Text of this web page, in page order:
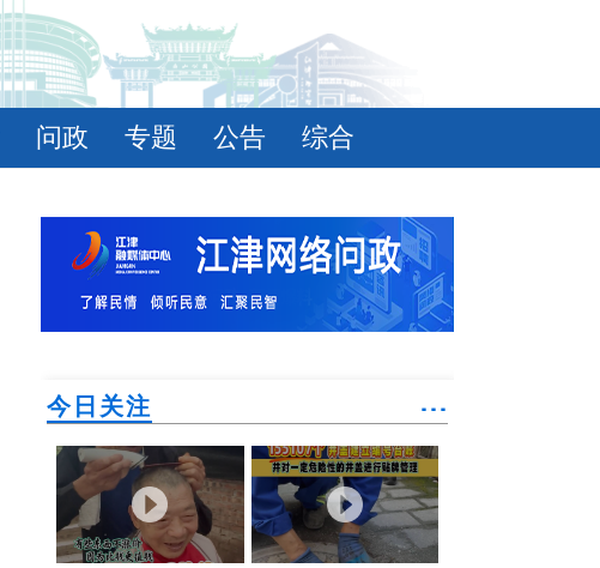
问政 专题 公告 综合
今日关注 ˙˙˙